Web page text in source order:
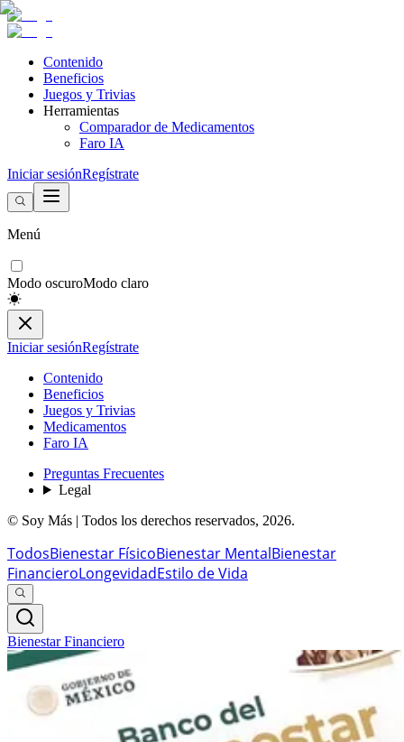
Contenido
Beneficios
Juegos y Trivias
Herramientas
Comparador de Medicamentos
Faro IA
Iniciar sesiónRegístrate
Menú
Modo oscuroModo claro
Iniciar sesiónRegístrate
Contenido
Beneficios
Juegos y Trivias
Medicamentos
Faro IA
Preguntas Frecuentes
Legal
© Soy Más | Todos los derechos reservados, 2026.
TodosBienestar FísicoBienestar MentalBienestar
FinancieroLongevidadEstilo de Vida
Bienestar Financiero